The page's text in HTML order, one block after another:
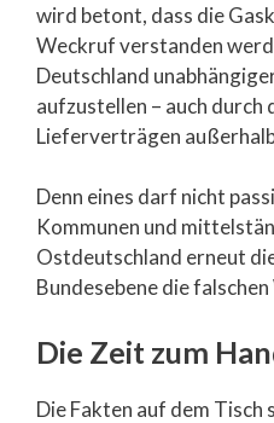
wird betont, dass die
Weckruf verstanden
Deutschland
aufzustellen – auch durch
Lieferverträgen
Denn eines darf nicht
Kommunen und
Ostdeutschland erneut
Bundesebene die
Die Zeit zum
Die Fakten auf dem Tisch